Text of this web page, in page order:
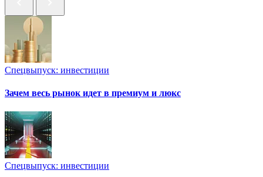
Спецвыпуск: инвестиции
Зачем весь рынок идет в премиум и люкс
Спецвыпуск: инвестиции